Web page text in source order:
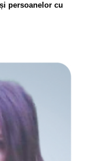
persoanelor cu